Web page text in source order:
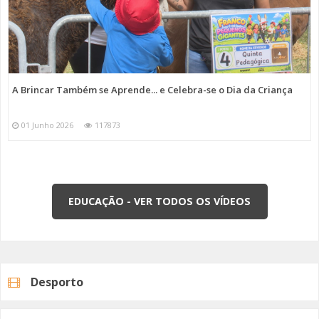
A Brincar Também se Aprende... e Celebra-se o Dia da Criança
01 Junho 2026 117873
EDUCAÇÃO - VER TODOS OS VÍDEOS
Desporto